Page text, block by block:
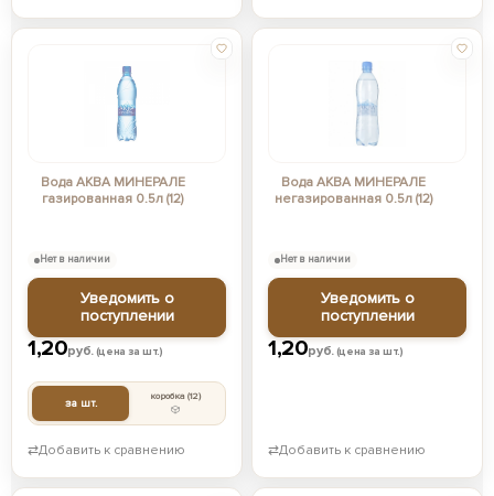
Вода АКВА МИНЕРАЛЕ
газированная 0.5л (12)
1,20руб.(цена за шт.)
за шт. коробка(12)
Нет в наличии
Уведомить о
поступлении
⇄Добавить к сравнению
Вода АКВА МИНЕРАЛЕ
негазированная 0.5л (12)
1,20руб.(цена за шт.)
Нет в наличии
Уведомить о
поступлении
⇄Добавить к сравнению